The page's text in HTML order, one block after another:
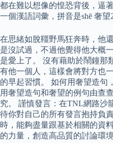
都在難以想像的惶恐背後，逼
一個漢語詞彙，拼音是shē 奢望
在思緒如脫韁野馬狂奔時，他
是沒試過，不過他覺得他大概
是愛上了。 沒有藉助於鬧鐘那
有他一個人，這樣會將對方也
的早起習慣。 如何用奢望造句
用奢望造句和奢望的例句由查
究。 謹慎發言：在TNL網路沙
待你對自己的所有發言抱持負
時，能夠盡量跟基於相關的資
的力量，創造高品質的討論環境